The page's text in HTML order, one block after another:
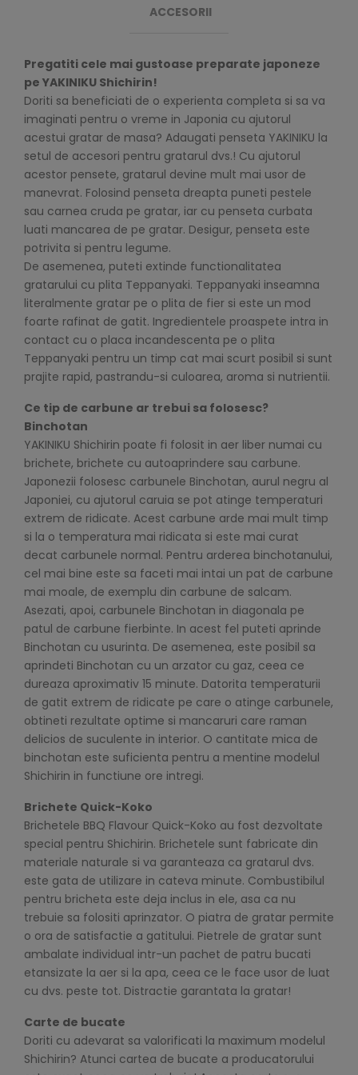
ACCESORII
Pregatiti cele mai gustoase preparate japoneze
pe YAKINIKU Shichirin!
Doriti sa beneficiati de o experienta completa si sa va
imaginati pentru o vreme in Japonia cu ajutorul
acestui gratar de masa? Adaugati penseta YAKINIKU la
setul de accesori pentru gratarul dvs.! Cu ajutorul
acestor pensete, gratarul devine mult mai usor de
manevrat. Folosind penseta dreapta puneti pestele
sau carnea cruda pe gratar, iar cu penseta curbata
luati mancarea de pe gratar. Desigur, penseta este
potrivita si pentru legume.
De asemenea, puteti extinde functionalitatea
gratarului cu plita Teppanyaki. Teppanyaki inseamna
literalmente gratar pe o plita de fier si este un mod
foarte rafinat de gatit. Ingredientele proaspete intra in
contact cu o placa incandescenta pe o plita
Teppanyaki pentru un timp cat mai scurt posibil si sunt
prajite rapid, pastrandu-si culoarea, aroma si nutrientii.
Ce tip de carbune ar trebui sa folosesc?
Binchotan
YAKINIKU Shichirin poate fi folosit in aer liber numai cu
brichete, brichete cu autoaprindere sau carbune.
Japonezii folosesc carbunele Binchotan, aurul negru al
Japoniei, cu ajutorul caruia se pot atinge temperaturi
extrem de ridicate. Acest carbune arde mai mult timp
si la o temperatura mai ridicata si este mai curat
decat carbunele normal. Pentru arderea binchotanului,
cel mai bine este sa faceti mai intai un pat de carbune
mai moale, de exemplu din carbune de salcam.
Asezati, apoi, carbunele Binchotan in diagonala pe
patul de carbune fierbinte. In acest fel puteti aprinde
Binchotan cu usurinta. De asemenea, este posibil sa
aprindeti Binchotan cu un arzator cu gaz, ceea ce
dureaza aproximativ 15 minute. Datorita temperaturii
de gatit extrem de ridicate pe care o atinge carbunele,
obtineti rezultate optime si mancaruri care raman
delicios de suculente in interior. O cantitate mica de
binchotan este suficienta pentru a mentine modelul
Shichirin in functiune ore intregi.
Brichete Quick-Koko
Brichetele BBQ Flavour Quick-Koko au fost dezvoltate
special pentru Shichirin. Brichetele sunt fabricate din
materiale naturale si va garanteaza ca gratarul dvs.
este gata de utilizare in cateva minute. Combustibilul
pentru bricheta este deja inclus in ele, asa ca nu
trebuie sa folositi aprinzator. O piatra de gratar permite
o ora de satisfactie a gatitului. Pietrele de gratar sunt
ambalate individual intr-un pachet de patru bucati
etansizate la aer si la apa, ceea ce le face usor de luat
cu dvs. peste tot. Distractie garantata la gratar!
Carte de bucate
Doriti cu adevarat sa valorificati la maximum modelul
Shichirin? Atunci cartea de bucate a producatorului